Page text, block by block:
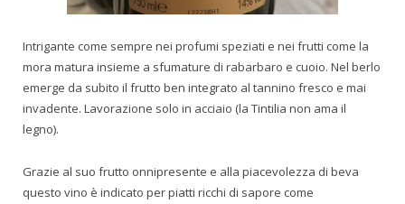
Intrigante come sempre nei profumi speziati e nei frutti come la
mora matura insieme a sfumature di rabarbaro e cuoio. Nel berlo
emerge da subito il frutto ben integrato al tannino fresco e mai
invadente. Lavorazione solo in acciaio (la Tintilia non ama il
legno).
Grazie al suo frutto onnipresente e alla piacevolezza di beva
questo vino è indicato per piatti ricchi di sapore come